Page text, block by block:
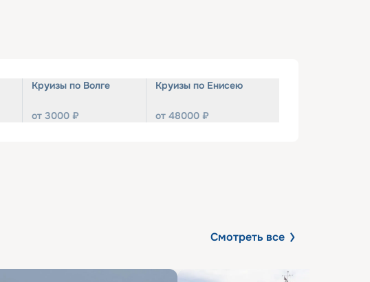
Круизы по Волге
от 3000 ₽
Круизы по Енисею
от 48000 ₽
Смотреть все